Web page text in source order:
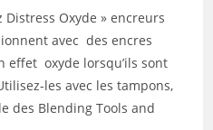
Distress Oxyde » encreurs
avec des encres
oxyde lorsqu’ils sont
les avec les tampons,
des Blending Tools and